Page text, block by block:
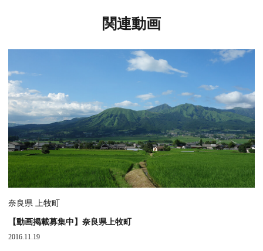
関連動画
奈良県 上牧町
【動画掲載募集中】奈良県上牧町
2016.11.19